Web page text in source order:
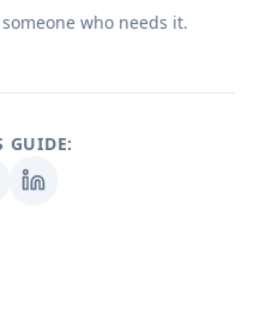
who needs it.
GUIDE: